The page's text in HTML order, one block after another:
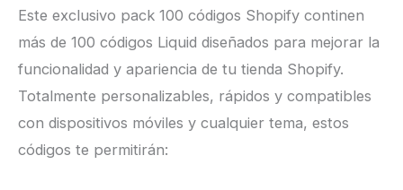
Este exclusivo pack 100 códigos Shopify continen
más de 100 códigos Liquid diseñados para mejorar la
funcionalidad y apariencia de tu tienda Shopify.
Totalmente personalizables, rápidos y compatibles
con dispositivos móviles y cualquier tema, estos
códigos te permitirán: